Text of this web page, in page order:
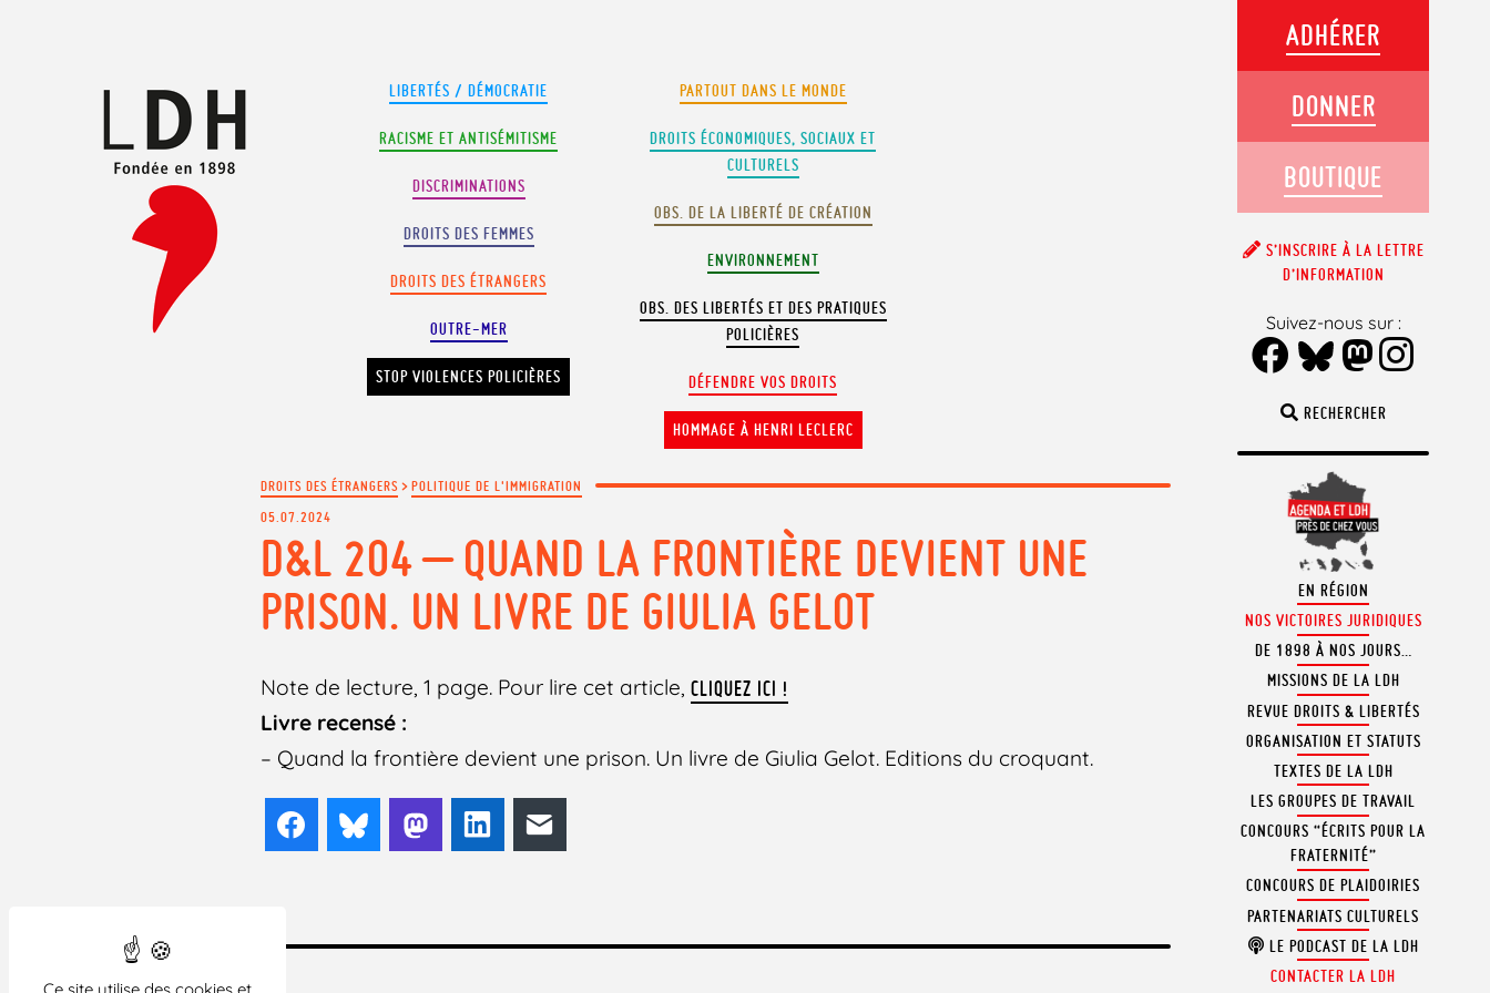
LIBERTÉS / DÉMOCRATIE
RACISME ET ANTISÉMITISME
DISCRIMINATIONS
DROITS DES FEMMES
DROITS DES ÉTRANGERS
OUTRE-MER
STOP VIOLENCES POLICIÈRES
PARTOUT DANS LE MONDE
DROITS ÉCONOMIQUES, SOCIAUX ET
CULTURELS
OBS. DE LA LIBERTÉ DE CRÉATION
ENVIRONNEMENT
OBS. DES LIBERTÉS ET DES PRATIQUES
POLICIÈRES
DÉFENDRE VOS DROITS
HOMMAGE À HENRI LECLERC
DROITS DES ÉTRANGERS>POLITIQUE DE L'IMMIGRATION
05.07.2024
D&L 204 – QUAND LA FRONTIÈRE DEVIENT UNE
PRISON. UN LIVRE DE GIULIA GELOT
Note de lecture, 1 page. Pour lire cet article,CLIQUEZ ICI !
Livre recensé :
– Quand la frontière devient une prison. Un livre de Giulia Gelot. Editions du croquant.
FacebookBlueskyMastodonLinkedIn
RECHERCHER
EN RÉGION
NOS VICTOIRES JURIDIQUES
DE 1898 À NOS JOURS…
MISSIONS DE LA LDH
REVUE DROITS & LIBERTÉS
ORGANISATION ET STATUTS
TEXTES DE LA LDH
LES GROUPES DE TRAVAIL
CONCOURS “ÉCRITS POUR LA
FRATERNITÉ”
CONCOURS DE PLAIDOIRIES
PARTENARIATS CULTURELS
LE PODCAST DE LA LDH
CONTACTER LA LDH
ADHÉRER
DONNER
BOUTIQUE
S’INSCRIRE À LA LETTRE
D’INFORMATION
Suivez-nous sur :